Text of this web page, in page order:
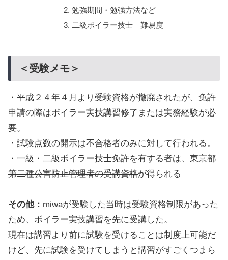
勉強期間・勉強方法など
二級ボイラー技士 難易度
＜受験メモ＞
・平成２４年４月より受験資格が撤廃されたが、免許
申請の際はボイラー実技講習修了または実務経験が必
要。
・試験点数の開示は不合格者のみに対して行われる。
・一級・二級ボイラー技士免許を有する者は、 東京都
第二種公害防止管理者の受講資格が得られる
その他： miwaが受験した当時は受験資格制限があった
ため、ボイラー実技講習を先に受講した。
現在は講習より前に試験を受けることは制度上可能だ
けど、先に試験を受けてしまうと講習がすごくつまら